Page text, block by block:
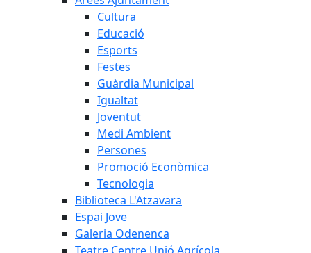
Cultura
Educació
Esports
Festes
Guàrdia Municipal
Igualtat
Joventut
Medi Ambient
Persones
Promoció Econòmica
Tecnologia
Biblioteca L'Atzavara
Espai Jove
Galeria Odenenca